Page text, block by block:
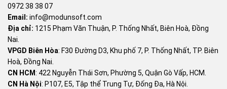
0972 38 38 07
Email: info@modunsoft.com
Địa chỉ: 1215 Phạm Văn Thuận, P. Thống Nhất, Biên Hoà, Đồng
Nai.
VPGD Biên Hòa: F30 Đường D3, Khu phố 7, P. Thống Nhất, TP. Biên
Hoà, Đồng Nai.
CN HCM: 422 Nguyễn Thái Sơn, Phường 5, Quận Gò Vấp, HCM.
CN Hà Nội: P107, E5, Tập thể Trung Tự, Đống Đa, Hà Nội.